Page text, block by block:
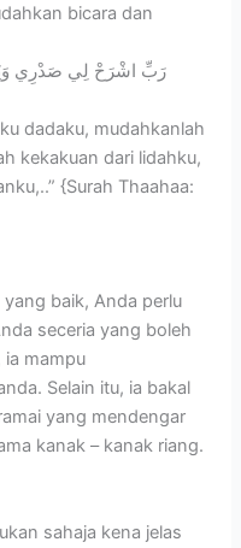
bicara dan
رَبِّ اشْرَحْ لِي صَدْرِي
dadaku, mudahkanlah
kekakuan dari lidahku,
{Surah Thaahaa:
baik, Anda perlu
seceria yang boleh
ia mampu
Selain itu, ia bakal
yang mendengar
kanak – kanak riang.
sahaja kena jelas